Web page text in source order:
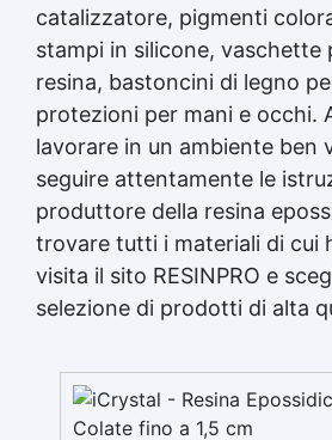
catalizzatore, pigmenti
stampi in silicone, vaschette
resina, bastoncini di legno
protezioni per mani e occhi.
lavorare in un ambiente ben
seguire attentamente le
produttore della resina
trovare tutti i materiali di cui
visita il sito RESINPRO e
selezione di prodotti di alta